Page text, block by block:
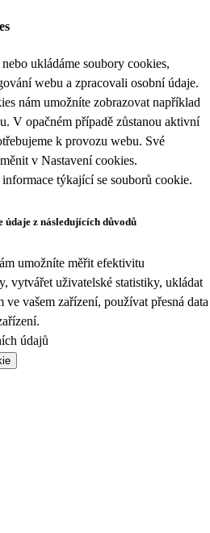
ukládáme soubory cookies,
webu a zpracovali osobní údaje.
nám umožníte zobrazovat například
V opačném případě zůstanou aktivní
k provozu webu. Své
v Nastavení cookies.
informace týkající se souborů cookie.
z následujících důvodů
umožníte měřit efektivitu
vytvářet uživatelské statistiky, ukládat
vašem zařízení, používat přesná data
údajů